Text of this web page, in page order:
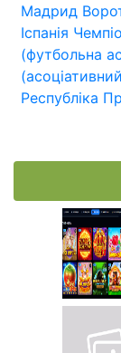
Мадрид
Іспанія
(футбольна
Республіка